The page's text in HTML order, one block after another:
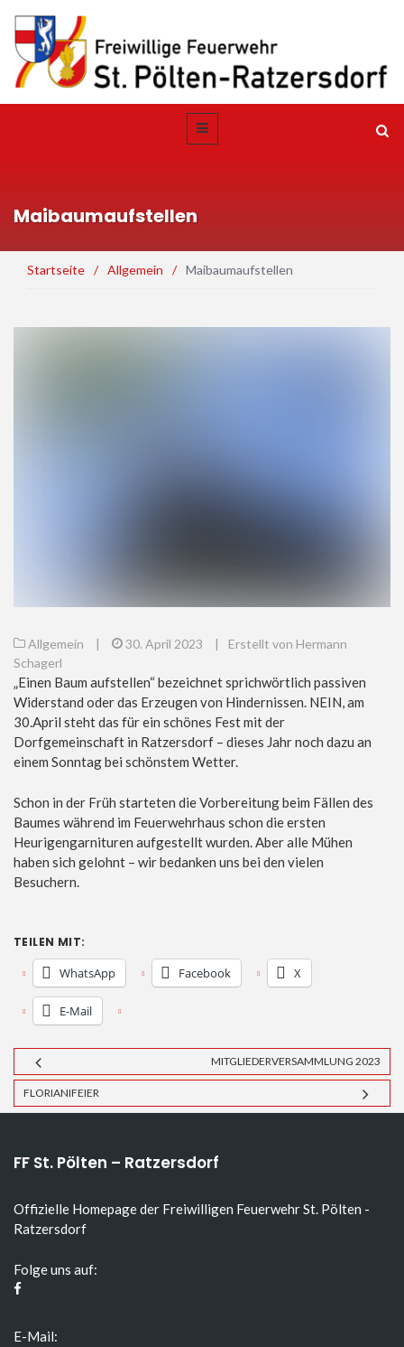
Maibaumaufstellen
Startseite / Allgemein / Maibaumaufstellen
Allgemein | 30. April 2023 |
Erstellt von Hermann
Schagerl
„Einen Baum aufstellen“ bezeichnet sprichwörtlich passiven
Widerstand oder das Erzeugen von Hindernissen. NEIN, am
30.April steht das für ein schönes Fest mit der
Dorfgemeinschaft in Ratzersdorf – dieses Jahr noch dazu an
einem Sonntag bei schönstem Wetter.
Schon in der Früh starteten die Vorbereitung beim Fällen des
Baumes während im Feuerwehrhaus schon die ersten
Heurigengarnituren aufgestellt wurden. Aber alle Mühen
haben sich gelohnt – wir bedanken uns bei den vielen
Besuchern.
TEILEN MIT:
WhatsApp Facebook X
E-Mail
MITGLIEDERVERSAMMLUNG 2023
FLORIANIFEIER
FF St. Pölten – Ratzersdorf
Offizielle Homepage der Freiwilligen Feuerwehr St. Pölten -
Ratzersdorf
Folge uns auf:
E-Mail: